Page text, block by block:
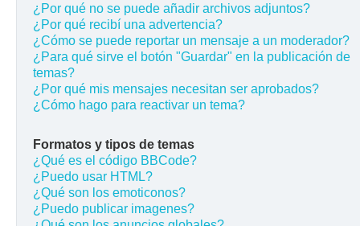
¿Por qué no se puede añadir archivos adjuntos?
¿Por qué recibí una advertencia?
¿Cómo se puede reportar un mensaje a un moderador?
¿Para qué sirve el botón "Guardar" en la publicación de
temas?
¿Por qué mis mensajes necesitan ser aprobados?
¿Cómo hago para reactivar un tema?
Formatos y tipos de temas
¿Qué es el código BBCode?
¿Puedo usar HTML?
¿Qué son los emoticonos?
¿Puedo publicar imagenes?